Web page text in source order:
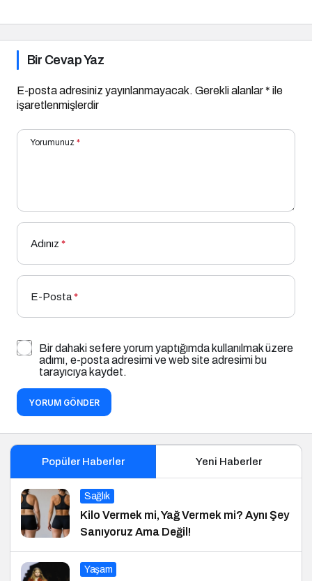
Bir Cevap Yaz
E-posta adresiniz yayınlanmayacak. Gerekli alanlar* ile
işaretlenmişlerdir
Yorumunuz *
Adınız *
E-Posta*
Bir dahaki sefere yorum yaptığımda kullanılmak üzere
adımı, e-posta adresimi ve web site adresimi bu
tarayıcıya kaydet.
YORUM GÖNDER
Popüler Haberler Yeni Haberler
Sağlık
Kilo Vermek mi, Yağ Vermek mi? Aynı Şey
Sanıyoruz Ama Değil!
Yaşam